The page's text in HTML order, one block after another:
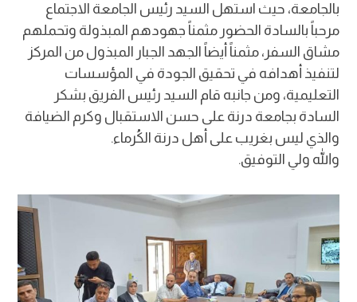
بالجامعة، حيث استهل السيد رئيس الجامعة الاجتماع
مرحباً بالسادة الحضور مثمناً جهودهم المبذولة وتحملهم
مشاق السفر، مثمناً أيضاً الجهد الجبار المبذول من المركز
لتنفيذ أهدافه في تحقيق الجودة في المؤسسات
التعليمية، ومن جانبه قام السيد رئيس الفريق بشكر
السادة بجامعة درنة على حسن الاستقبال وكرم الضيافة
والذي ليس بغريب على أهل درنة الكُرماء.
والله ولي التوفيق.